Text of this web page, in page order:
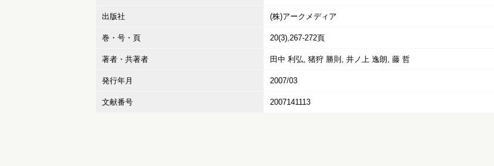
出版社 (株)アークメディア
巻・号・頁 20(3),267-272頁
著者・共著者 田中 利弘, 猪狩 勝則, 井ノ上 逸朗, 藤 哲
発行年月 2007/03
文献番号 2007141113